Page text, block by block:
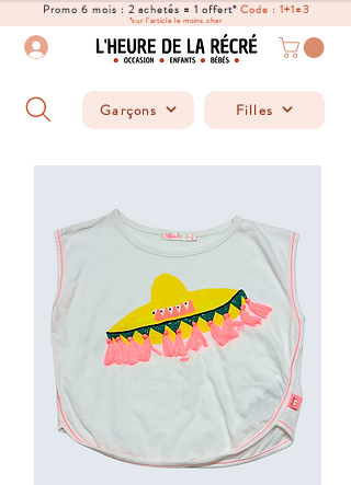
Promo 6 mois : 2 achetés = 1 offert*Code : 1+1=3
*sur l'article le moins cher
Garçons Filles